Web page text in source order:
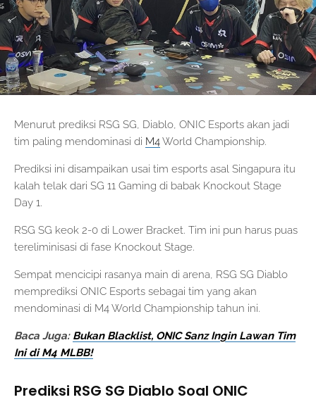
Menurut prediksi RSG SG, Diablo, ONIC Esports akan jadi
tim paling mendominasi di M4World Championship.
Prediksi ini disampaikan usai tim esports asal Singapura itu
kalah telak dari SG 11 Gaming di babak Knockout Stage
Day 1.
RSG SG keok 2-0 di Lower Bracket. Tim ini pun harus puas
tereliminisasi di fase Knockout Stage.
Sempat mencicipi rasanya main di arena, RSG SG Diablo
memprediksi ONIC Esports sebagai tim yang akan
mendominasi di M4 World Championship tahun ini.
Baca Juga: Bukan Blacklist, ONIC Sanz Ingin Lawan Tim
Ini di M4 MLBB!
Prediksi RSG SG Diablo Soal ONIC